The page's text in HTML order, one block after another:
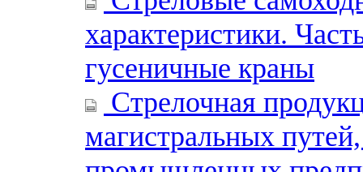
характеристики.
гусеничные краны
Стрелочная
магистральных